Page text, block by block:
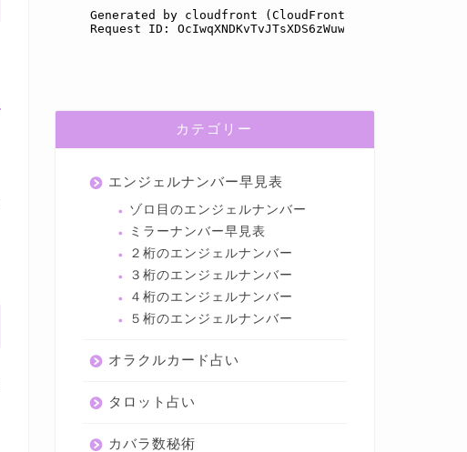
カテゴリー
エンジェルナンバー早見表
ゾロ目のエンジェルナンバー
ミラーナンバー早見表
２桁のエンジェルナンバー
３桁のエンジェルナンバー
４桁のエンジェルナンバー
５桁のエンジェルナンバー
オラクルカード占い
タロット占い
カバラ数秘術